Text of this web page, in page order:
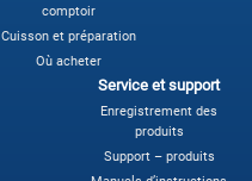
comptoir
Cuisson et préparation
Où acheter
Service et support
Enregistrement des
produits
Support – produits